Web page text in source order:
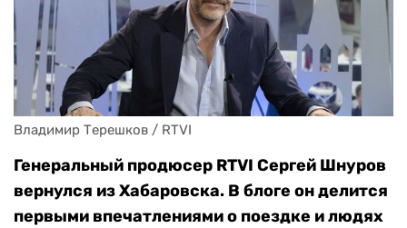
Владимир Терешков / RTVI
Генеральный продюсер RTVI Сергей Шнуров
вернулся из Хабаровска. В блоге он делится
первыми впечатлениями о поездке и людях